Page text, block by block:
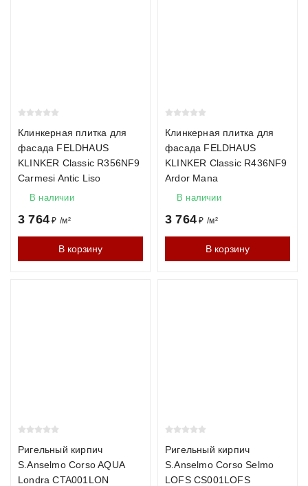
Клинкерная плитка для
фасада FELDHAUS
KLINKER Classic R356NF9
Carmesi Antic Liso
В наличии
3 764 ₽ /м²
В корзину
Клинкерная плитка для
фасада FELDHAUS
KLINKER Classic R436NF9
Ardor Mana
В наличии
3 764 ₽ /м²
В корзину
Ригельный кирпич
S.Anselmo Corso AQUA
Londra CTA001LON
Ригельный кирпич
S.Anselmo Corso Selmo
LOFS CS001LOFS